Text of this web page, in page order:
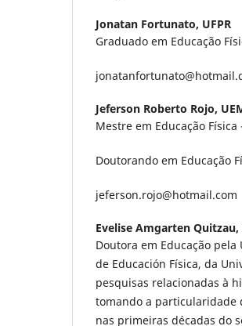
Jonatan Fortunato, UFPR
Graduado em Educação
Jeferson Roberto Rojo,
Mestre em Educação Física
Doutorando em Educação
jeferson.rojo@hotmail.com
Evelise Amgarten Quitzau,
Doutora em Educação
de Educación Física, da
pesquisas relacionadas à
tomando a particularidade
nas primeiras décadas do